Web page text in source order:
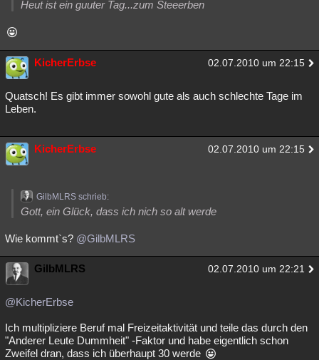
Heut ist ein guuter Tag...zum Steeerben
KicherErbse 02.07.2010 um 22:15
Quatsch! Es gibt immer sowohl gute als auch schlechte Tage im
Leben.
KicherErbse 02.07.2010 um 22:15
GilbMLRS schrieb:
Gott, ein Glück, dass ich nich so alt werde
Wie kommt`s? @GilbMLRS
GilbMLRS 02.07.2010 um 22:21
@KicherErbse
Ich multipliziere Beruf mal Freizeitaktivität und teile das durch den
"Anderer Leute Dummheit" -Faktor und habe eigentlich schon
Zweifel dran, dass ich überhaupt 30 werde